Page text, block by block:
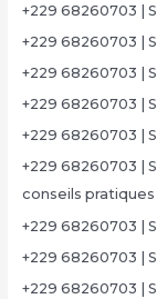
+229 68260703 |
+229 68260703 |
+229 68260703 |
+229 68260703 |
+229 68260703 |
+229 68260703 |
conseils pratiques
+229 68260703 |
+229 68260703 |
+229 68260703 |